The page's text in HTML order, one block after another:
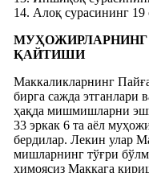
14. Алоқ сурасининг 19
ҚАЙТИШИ
Маккаликларнинг
бирга сажда этганлари
ҳақда мишмишларни
33 эркак 6 та аёл
бердилар. Лекин улар
мишларнинг тўғри
ҳимоясиз Маккага